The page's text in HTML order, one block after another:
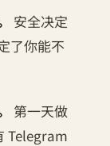
安全决定
了你能不
第一天做
Telegram